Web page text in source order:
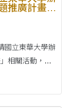
推廣計畫」
相關活動，敬